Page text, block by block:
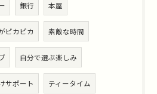
銀行 本屋
ピカピカ 素敵な時間
自分で選ぶ楽しみ
サポート ティータイム